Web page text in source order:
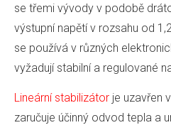
se třemi vývody v podobě
výstupní napětí v rozsahu od
se používá v různých
vyžadují stabilní a regulované
Lineární stabilizátor je uzavřen
zaručuje účinný odvod tepla a